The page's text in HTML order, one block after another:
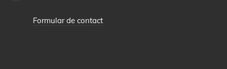
Formular de contact